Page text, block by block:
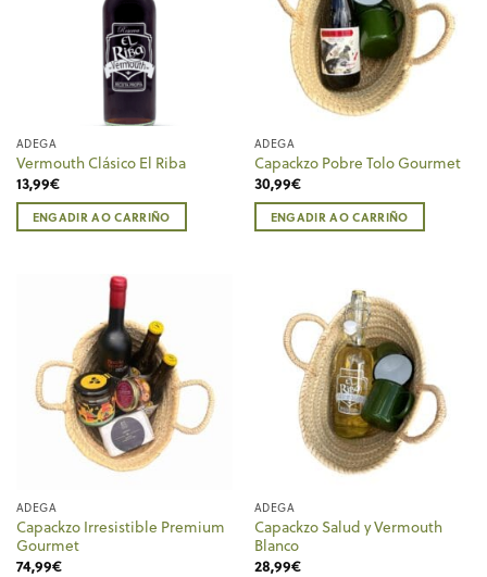
ADEGA
Vermouth Clásico El Riba
13,99€
ENGADIR AO CARRIÑO
ADEGA
Capackzo Pobre Tolo Gourmet
30,99€
ENGADIR AO CARRIÑO
ADEGA
Capackzo Irresistible Premium
Gourmet
74,99€
ADEGA
Capackzo Salud y Vermouth
Blanco
28,99€